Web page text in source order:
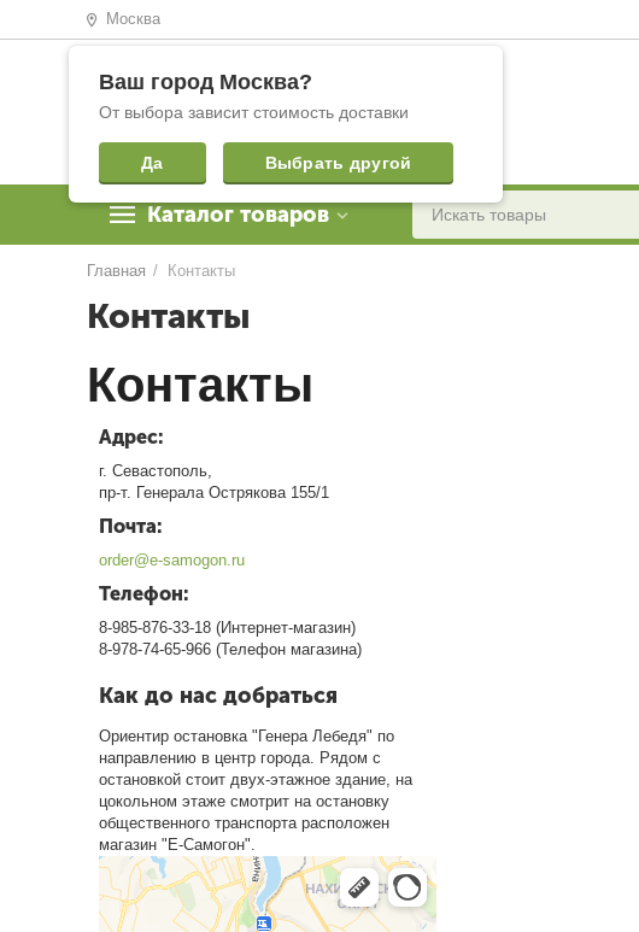
Москва
Ваш город Москва?
От выбора зависит стоимость доставки
Да Выбрать другой
Каталог товаров
Главная / Контакты
Контакты
Контакты
Адрес:
г. Севастополь,
пр-т. Генерала Острякова 155/1
Почта:
order@e-samogon.ru
Телефон:
8-985-876-33-18 (Интернет-магазин)
8-978-74-65-966 (Телефон магазина)
Как до нас добраться
Ориентир остановка "Генера Лебедя" по
направлению в центр города. Рядом с
остановкой стоит двух-этажное здание, на
цокольном этаже смотрит на остановку
общественного транспорта расположен
магазин "Е-Самогон".